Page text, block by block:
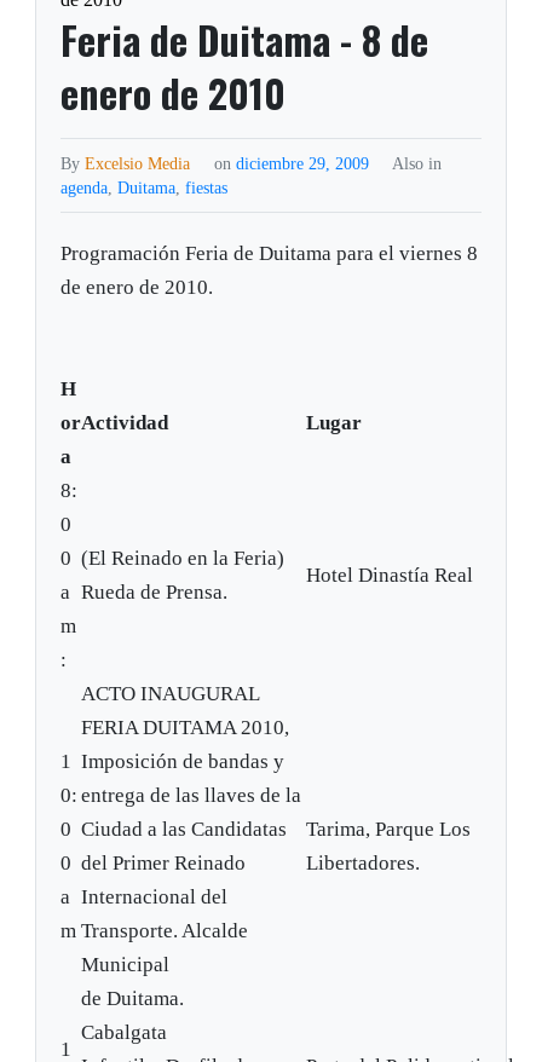
Feria de Duitama - 8 de
enero de 2010
ByExcelsio Media on diciembre 29, 2009
Also in
agenda,Duitama,fiestas
Programación Feria de Duitama para el viernes 8
de enero de 2010.
H
or
a
Actividad Lugar
8:
0
0
a
m
:
(El Reinado en la Feria)
Rueda de Prensa.
Hotel Dinastía Real
1
0:
0
0
a
m
ACTO INAUGURAL
FERIA DUITAMA 2010,
Imposición de bandas y
entrega de las llaves de la
Ciudad a las Candidatas
del Primer Reinado
Internacional del
Transporte. Alcalde
Municipal
de Duitama.
Tarima, Parque Los
Libertadores.
1
Cabalgata